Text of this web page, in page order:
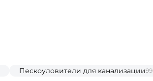
Пескоуловители для канализации99